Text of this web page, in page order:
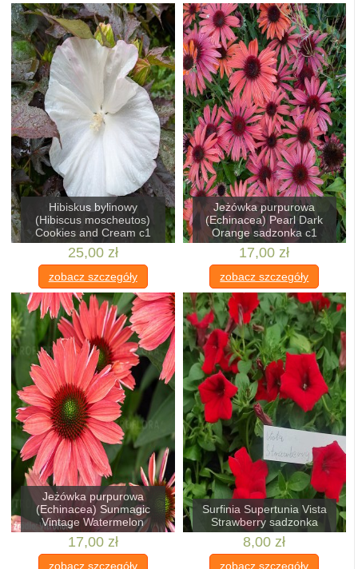
Hibiskus bylinowy
(Hibiscus moscheutos)
Cookies and Cream c1
25,00 zł
zobacz szczegóły
Jeżówka purpurowa
(Echinacea) Pearl Dark
Orange sadzonka c1
17,00 zł
zobacz szczegóły
Jeżówka purpurowa
(Echinacea) Sunmagic
Vintage Watermelon
17,00 zł
zobacz szczegóły
Surfinia Supertunia Vista
Strawberry sadzonka
8,00 zł
zobacz szczegóły